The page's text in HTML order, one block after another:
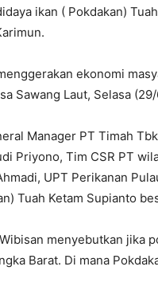
ikan ( Pokdakan)
ekonomi
Sawang Laut, Selasa
Manager PT Timah
Priyono, Tim CSR PT
UPT Perikanan
Tuah Ketam Supianto
menyebutkan jika
Barat. Di mana